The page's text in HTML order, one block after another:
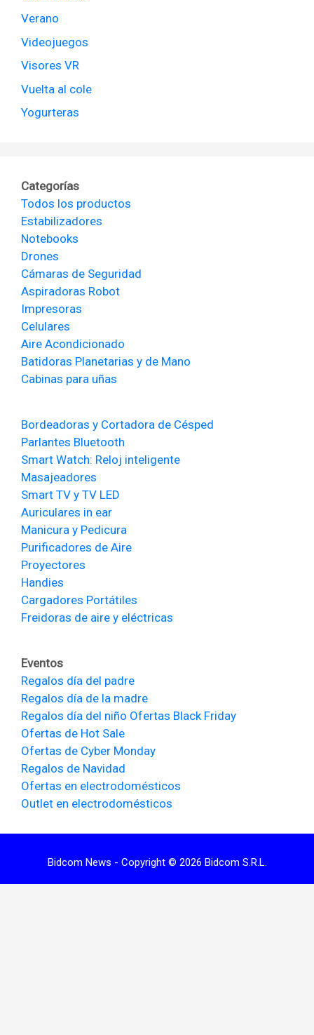
Verano
Videojuegos
Visores VR
Vuelta al cole
Yogurteras
Categorías
Todos los productos
Estabilizadores
Notebooks
Drones
Cámaras de Seguridad
Aspiradoras Robot
Impresoras
Celulares
Aire Acondicionado
Batidoras Planetarias y de Mano
Cabinas para uñas
Bordeadoras y Cortadora de Césped
Parlantes Bluetooth
Smart Watch: Reloj inteligente
Masajeadores
Smart TV y TV LED
Auriculares in ear
Manicura y Pedicura
Purificadores de Aire
Proyectores
Handies
Cargadores Portátiles
Freidoras de aire y eléctricas
Eventos
Regalos día del padre
Regalos día de la madre
Regalos día del niño Ofertas Black Friday
Ofertas de Hot Sale
Ofertas de Cyber Monday
Regalos de Navidad
Ofertas en electrodomésticos
Outlet en electrodomésticos
Bidcom News - Copyright © 2026 Bidcom S.R.L.